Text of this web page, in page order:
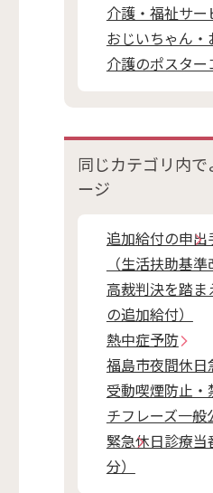
介護・福祉サー
おじいちゃん・
介護のポスター
同じカテゴリ内で
ージ
追加給付の申出
（生活扶助基
高裁判決を踏
の追加給付）
熱中症予防
福島市夜間休日
受動喫煙防止
チフレーズ一般
緊急休日診療当
分）